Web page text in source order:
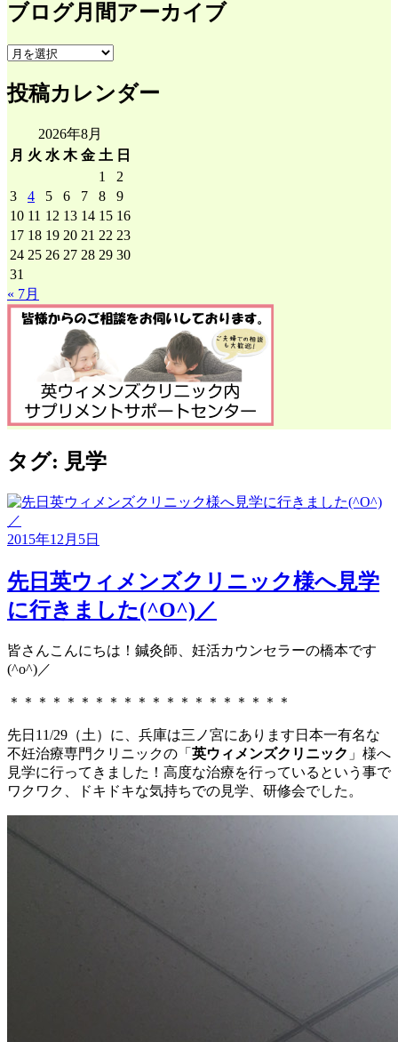
グ
カ
テ
ゴ
リ
ー
ブログ月間アーカイブ
ブ
グ
月
ア
ー
イ
ブ
投稿カレンダー
2026年8月
月 火 水 木 金 土 日
1
2
3
4 5 6 7 8
9
10 11 12 13 14 15 16
17 18 19 20 21 22 23
24 25 26 27 28 29 30
31
« 7月
タグ: 見学
2015年12月5日
先日英ウィメンズクリニック様へ見学
に行きました(^O^)／
皆さんこんにちは！鍼灸師、妊活カウンセラーの橋本です
(^o^)／
＊＊＊＊＊＊＊＊＊＊＊＊＊＊＊＊＊＊＊＊
先日11/29（土）に、兵庫は三ノ宮にあります日本一有名な
不妊治療専門クリニックの「 英ウィメンズクリニック 」様へ
見学に行ってきました！高度な治療を行っているという事で
ワクワク、ドキドキな気持ちでの見学、研修会でした。